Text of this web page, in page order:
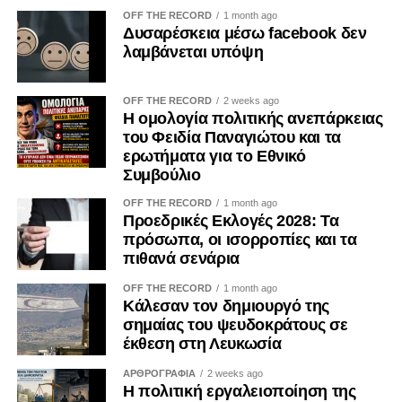
υδρογονανθράκων, επιδιώκοντας να περιορίσει τη
δυνατότητα της Μόσχας να χρηματοδοτεί την πολεμική της
προσπάθεια.
Η Ρωσία, η οποία αποτελεί την τρίτη μεγαλύτερη
παραγωγό πετρελαίου παγκοσμίως και σημαντική
εξαγωγική δύναμη, αναμένεται να προχωρήσει σε
εισαγωγές καυσίμων μέσω θαλάσσης κατά τη διάρκεια
του μήνα, προκειμένου να αντιμετωπίσει τις ελλείψεις που
προκάλεσαν οι εκτεταμένες ουκρανικές επιθέσεις σε
διυλιστήριά της, σύμφωνα με πηγές της βιομηχανίας.
σοβαρές προκλήσεις, όπως ο υψηλός πληθωρισμός, η
έλλειψη εργατικού δυναμικού και το αυξημένο κόστος
δανεισμού.
Στο μεταξύ, χθες Τετάρτη ο Ουκρανός πρόεδρος
OFF THE RECORD 1 month ago
Δυσαρέσκεια μέσω facebook δεν
λαμβάνεται υπόψη
OFF THE RECORD 2 weeks ago
Η ομολογία πολιτικής ανεπάρκειας
του Φειδία Παναγιώτου και τα
ερωτήματα για το Εθνικό
Συμβούλιο
OFF THE RECORD 1 month ago
Προεδρικές Εκλογές 2028: Τα
πρόσωπα, οι ισορροπίες και τα
πιθανά σενάρια
OFF THE RECORD 1 month ago
Κάλεσαν τον δημιουργό της
σημαίας του ψευδοκράτους σε
έκθεση στη Λευκωσία
ΑΡΘΡΟΓΡΑΦΙΑ 2 weeks ago
Η πολιτική εργαλειοποίηση της